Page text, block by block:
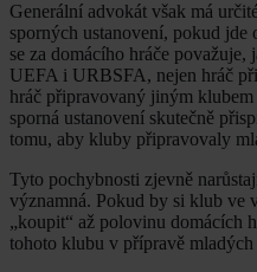
Generální advokát však má
sporných ustanovení, pokud
se za domácího hráče
UEFA i URBSFA, nejen hráč
hráč připravovaný jiným
sporná ustanovení skutečně
tomu, aby kluby připravovaly
Tyto pochybnosti zjevně
významná. Pokud by si klub ve
„koupit“ až polovinu domácích
tohoto klubu v přípravě